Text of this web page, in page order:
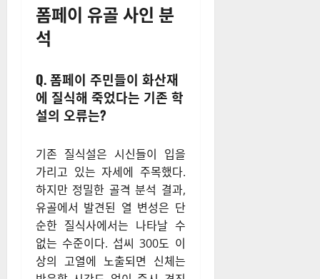
폼페이 유골 사인 분
석
Q. 폼페이 주민들이 화산재
에 질식해 죽었다는 기존 학
설의 오류는?
기존 질식설은 시신들이 입을
가리고 있는 자세에 주목했다.
하지만 정밀한 골격 분석 결과,
유골에서 발견된 열 변성은 단
순한 질식사에서는 나타날 수
없는 수준이다. 섭씨 300도 이
상의 고열에 노출되면 신체는